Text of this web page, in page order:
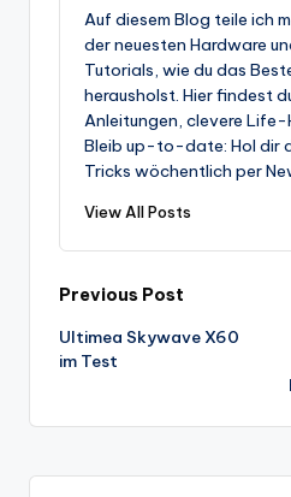
Auf diesem Blog teile ich
der neuesten Hardware
Tutorials, wie du das
herausholst. Hier findest
Anleitungen, clevere Life-
Bleib up-to-date: Hol dir
Tricks wöchentlich per
View All Posts
Post
navigation
Previous Post
Ultimea Skywave X60
im Test